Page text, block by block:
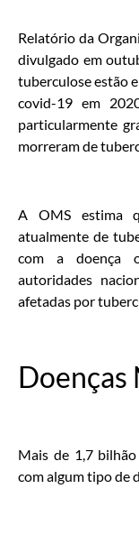
Relatório da
divulgado em
tuberculose estão
covid-19 em
particularmente
morreram de
A OMS estima
atualmente de
com a doença
autoridades
afetadas por
Doenças
Mais de 1,7
com algum tipo de